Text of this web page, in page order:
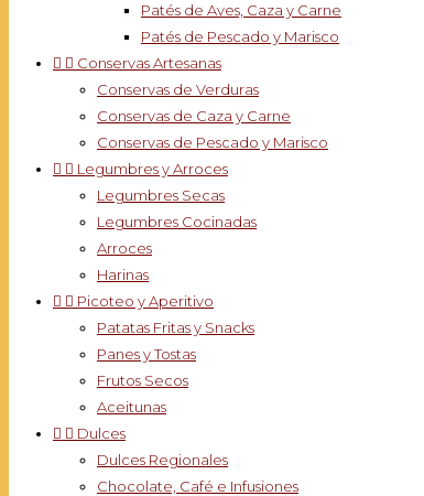
Patés de Aves, Caza y Carne
Patés de Pescado y Marisco
  Conservas Artesanas
Conservas de Verduras
Conservas de Caza y Carne
Conservas de Pescado y Marisco
  Legumbres y Arroces
Legumbres Secas
Legumbres Cocinadas
Arroces
Harinas
  Picoteo y Aperitivo
Patatas Fritas y Snacks
Panes y Tostas
Frutos Secos
Aceitunas
  Dulces
Dulces Regionales
Chocolate, Café e Infusiones